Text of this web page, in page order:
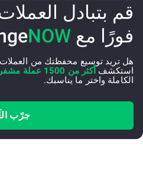
قم بتبادل
فورًا مع Change NOW
هل تريد توسيع محفظتك من
استكشف أكثر من 1500 عملة مشفرة
الكاملة واختر ما يناسبك.
جرّب